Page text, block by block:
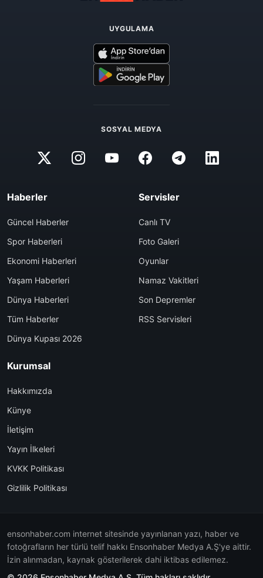
UYGULAMA
SOSYAL MEDYA
Haberler
Güncel Haberler
Spor Haberleri
Ekonomi Haberleri
Yaşam Haberleri
Dünya Haberleri
Tüm Haberler
Dünya Kupası 2026
Servisler
Canlı TV
Foto Galeri
Oyunlar
Namaz Vakitleri
Son Depremler
RSS Servisleri
Kurumsal
Hakkımızda
Künye
İletişim
Yayın İlkeleri
KVKK Politikası
Gizlilik Politikası
ensonhaber.com internet sitesinde yayınlanan yazı, haber ve
fotoğrafların her türlü telif hakkı Ensonhaber Medya A.Ş'ye aittir.
İzin alınmadan, kaynak gösterilerek dahi iktibas edilemez.